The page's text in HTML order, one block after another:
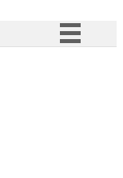
informação